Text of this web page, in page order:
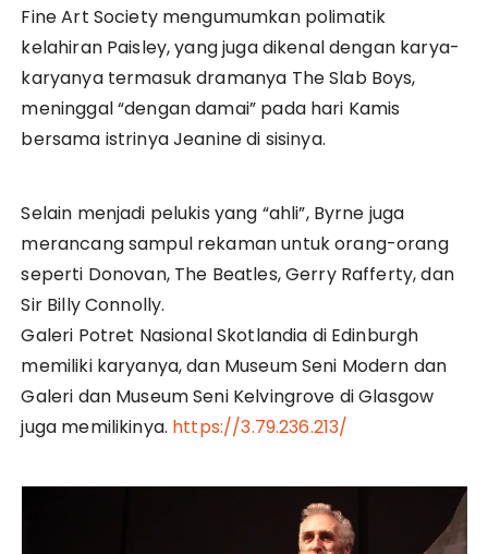
Fine Art Society mengumumkan polimatik
kelahiran Paisley, yang juga dikenal dengan karya-
karyanya termasuk dramanya The Slab Boys,
meninggal “dengan damai” pada hari Kamis
bersama istrinya Jeanine di sisinya.
Selain menjadi pelukis yang “ahli”, Byrne juga
merancang sampul rekaman untuk orang-orang
seperti Donovan, The Beatles, Gerry Rafferty, dan
Sir Billy Connolly.
Galeri Potret Nasional Skotlandia di Edinburgh
memiliki karyanya, dan Museum Seni Modern dan
Galeri dan Museum Seni Kelvingrove di Glasgow
juga memilikinya. https://3.79.236.213/